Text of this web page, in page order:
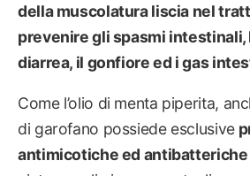
della muscolatura liscia nel
prevenire gli spasmi intestinali,
diarrea, il gonfiore ed i gas
Come l’olio di menta piperita,
di garofano possiede esclusive
antimicotiche ed antibatteriche